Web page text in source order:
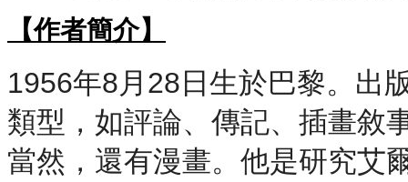
【作者簡介】
1956年8月28日生於巴黎。出
類型，如評論、傳記、插畫敘
當然，還有漫畫。他是研究艾